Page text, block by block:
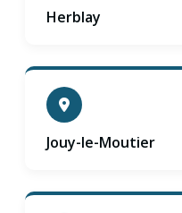
Herblay
Jouy-le-Moutier